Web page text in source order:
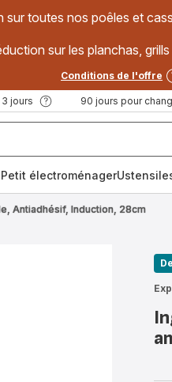
toutes nos poêles et
sur les planchas,
Conditions de l'offre
jours 90 jours pour
Petit électroménager
Antiadhésif, Induction, 28cm